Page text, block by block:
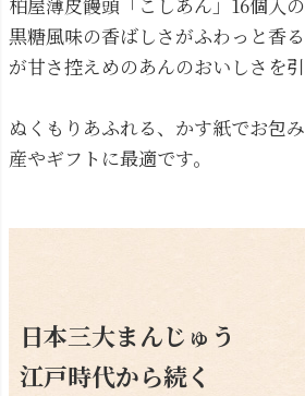
黒糖風味の香ばしさがふわっと香
が甘さ控えめのあんのおいしさを引
ぬくもりあふれる、かす紙でお包
産やギフトに最適です。
日本三大まんじゅう
江戸時代から続く